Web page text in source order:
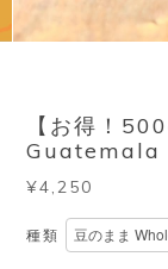
【お得！
Guatemala
¥4,250
種類